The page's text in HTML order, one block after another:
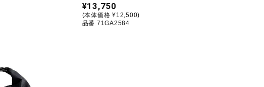
¥13,750
(本体価格 ¥12,500)
品番 71GA2584